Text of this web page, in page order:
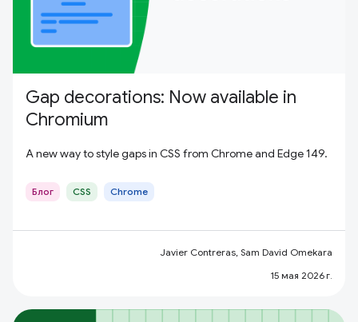
Gap decorations: Now available in
Chromium
A new way to style gaps in CSS from Chrome and Edge 149.
Блог CSS Chrome
Javier Contreras, Sam David Omekara
15 мая 2026 г.